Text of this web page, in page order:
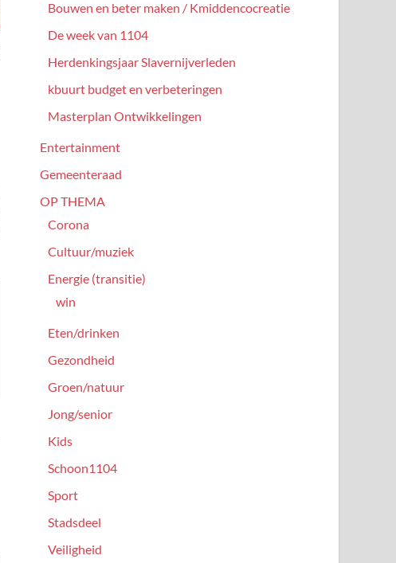
Bouwen en beter maken / Kmiddencocreatie
De week van 1104
Herdenkingsjaar Slavernijverleden
kbuurt budget en verbeteringen
Masterplan Ontwikkelingen
Entertainment
Gemeenteraad
OP THEMA
Corona
Cultuur/muziek
Energie (transitie)
win
Eten/drinken
Gezondheid
Groen/natuur
Jong/senior
Kids
Schoon1104
Sport
Stadsdeel
Veiligheid